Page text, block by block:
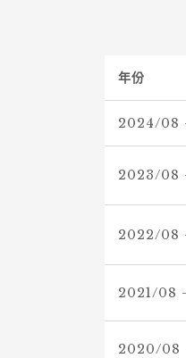
年份
2024/08
2023/08
2022/08
2021/08
2020/08